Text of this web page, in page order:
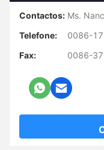
Contactos: Ms.
Telefone:
0086-
Fax:
0086-